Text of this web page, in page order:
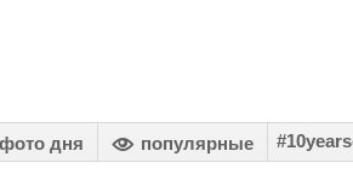
фото дня популярные